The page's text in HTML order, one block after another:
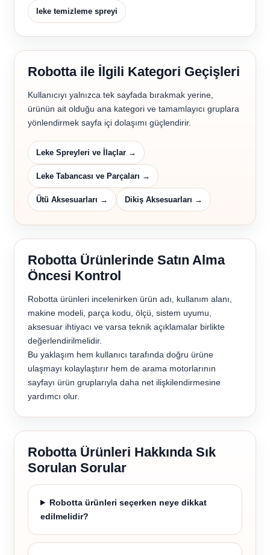
leke temizleme spreyi
Robotta ile İlgili Kategori Geçişleri
Kullanıcıyı yalnızca tek sayfada bırakmak yerine,
ürünün ait olduğu ana kategori ve tamamlayıcı gruplara
yönlendirmek sayfa içi dolaşımı güçlendirir.
Leke Spreyleri ve İlaçlar →
Leke Tabancası ve Parçaları →
Ütü Aksesuarları → Dikiş Aksesuarları →
Robotta Ürünlerinde Satın Alma
Öncesi Kontrol
Robotta ürünleri incelenirken ürün adı, kullanım alanı,
makine modeli, parça kodu, ölçü, sistem uyumu,
aksesuar ihtiyacı ve varsa teknik açıklamalar birlikte
değerlendirilmelidir.
Bu yaklaşım hem kullanıcı tarafında doğru ürüne
ulaşmayı kolaylaştırır hem de arama motorlarının
sayfayı ürün gruplarıyla daha net ilişkilendirmesine
yardımcı olur.
Robotta Ürünleri Hakkında Sık
Sorulan Sorular
Robotta ürünleri seçerken neye dikkat
edilmelidir?